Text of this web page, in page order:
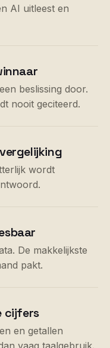
AI uitleest en
beslissing door.
nooit geciteerd.
wordt
De makkelijkste
pakt.
cijfers
en getallen
vaag taalgebruik.